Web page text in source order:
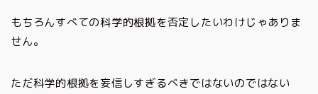
もちろんすべての科学的根拠を否定したいわけじゃありま
せん。
ただ科学的根拠を妄信しすぎるべきではないのではない